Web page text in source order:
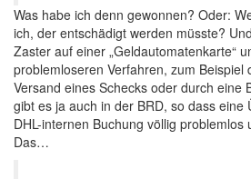
Was habe ich denn gewonnen? Oder:
ich, der entschädigt werden müsste?
Zaster auf einer „Geldautomatenkarte“
problemloseren Verfahren, zum Beispiel
Versand eines Schecks oder durch eine
gibt es ja auch in der BRD, so dass eine
DHL-internen Buchung völlig problemlos
Das…